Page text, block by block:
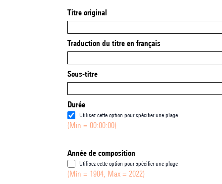
Titre original
Traduction du titre en français
Sous-titre
Durée
Utilisez cette option pour spécifier une plage
(Min = 00:00:00)
Année de composition
Utilisez cette option pour spécifier une plage
(Min = 1904, Max = 2022)